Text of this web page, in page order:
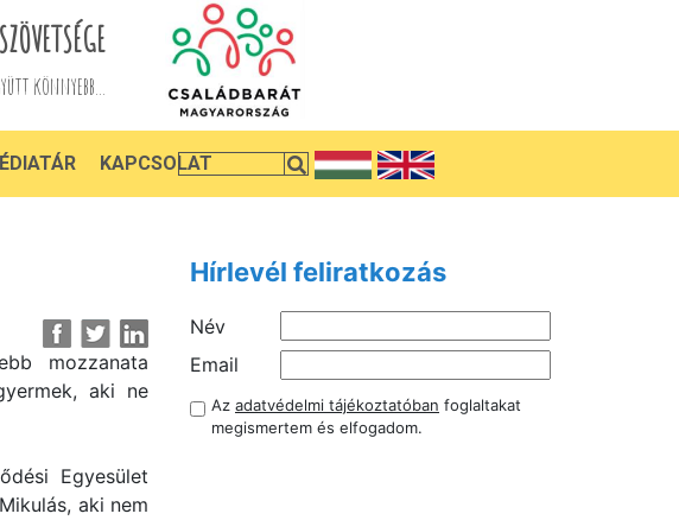
könnyebb...
KAPCSOLAT
mozzanata
aki ne
Egyesület
aki nem
Hírlevél feliratkozás
Név
Email
Az adatvédelmi tájékoztatóban foglaltakat
megismertem és elfogadom.